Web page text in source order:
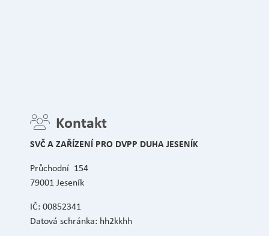
Kontakt
SVČ A ZAŘÍZENÍ PRO DVPP DUHA JESENÍK
Průchodní 154
79001 Jeseník
IČ: 00852341
Datová schránka: hh2kkhh